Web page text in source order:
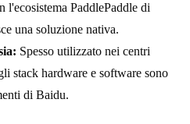
l'ecosistema PaddlePaddle di
una soluzione nativa.
Spesso utilizzato nei centri
stack hardware e software sono
di Baidu.